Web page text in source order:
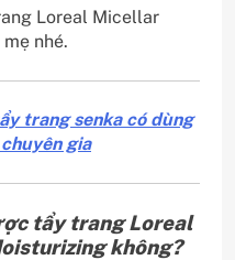
Loreal Micellar
nhé.
trang senka có dùng
gia
tẩy trang Loreal
không?